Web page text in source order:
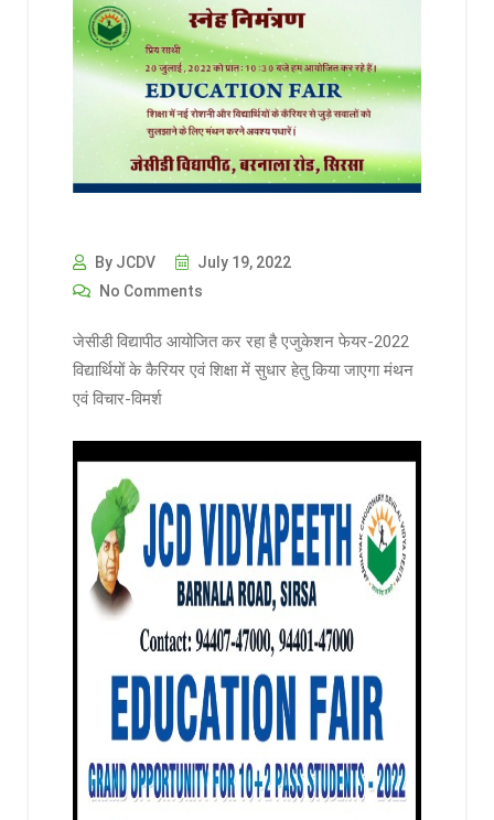
By JCDV
July 19, 2022
No Comments
जेसीडी विद्यापीठ आयोजित कर रहा है एजुकेशन फेयर-2022
विद्यार्थियों के कैरियर एवं शिक्षा में सुधार हेतु किया जाएगा मंथन
एवं विचार-विमर्श